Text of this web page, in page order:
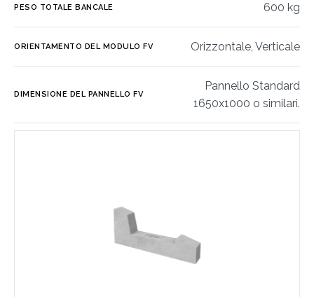
PESO TOTALE BANCALE 600 kg
ORIENTAMENTO DEL MODULO FV Orizzontale, Verticale
DIMENSIONE DEL PANNELLO FV
Pannello Standard
1650x1000 o similari.